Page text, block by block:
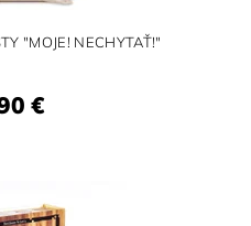
"MOJE! NECHYTAŤ!"
€